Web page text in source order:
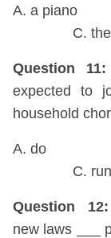
A. a
C. the
Question 11:
expected to
household
A.
C.
Question 12:
new laws ___